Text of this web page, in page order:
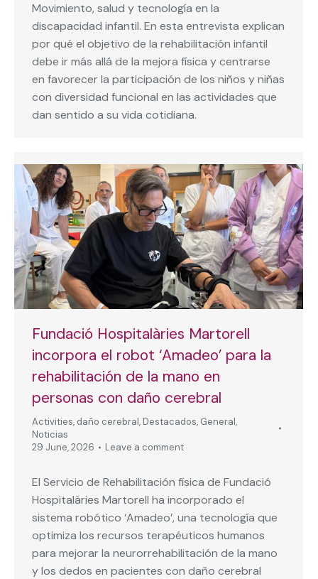
Movimiento, salud y tecnología en la
discapacidad infantil. En esta entrevista explican
por qué el objetivo de la rehabilitación infantil
debe ir más allá de la mejora física y centrarse
en favorecer la participación de los niños y niñas
con diversidad funcional en las actividades que
dan sentido a su vida cotidiana.
Fundació Hospitalàries Martorell
incorpora el robot ‘Amadeo’ para la
rehabilitación de la mano en
personas con daño cerebral
Activities, daño cerebral, Destacados, General,
Noticias
29 June, 2026
Leave a comment
El Servicio de Rehabilitación física de Fundació
Hospitalàries Martorell ha incorporado el
sistema robótico ‘Amadeo’, una tecnología que
optimiza los recursos terapéuticos humanos
para mejorar la neurorrehabilitación de la mano
y los dedos en pacientes con daño cerebral